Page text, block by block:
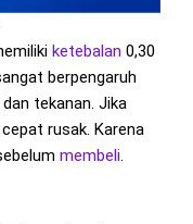
ketebalan 0,30
berpengaruh
tekanan. Jika
rusak. Karena
membeli.